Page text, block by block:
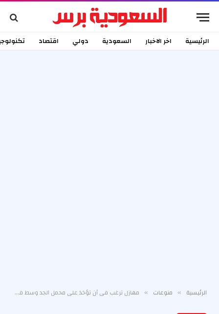
الرئيسية اخر الاخبار السعودية دولي اقتصاد
الرئيسية » منوعات » مهازل ترغب في أن تؤخذ على محمل الجد وسط فضيحة نيم